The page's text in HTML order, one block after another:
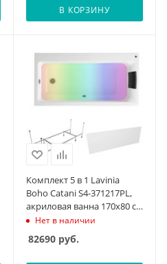
силиконовый
подголовник, лицевой
В КОРЗИНУ
Комплект 5 в 1 Lavinia
Boho Catani S4-371217PL,
акриловая ванна 170x80 см
(левый разворот),
каркас с монтажным
Нет в наличии
82690руб.